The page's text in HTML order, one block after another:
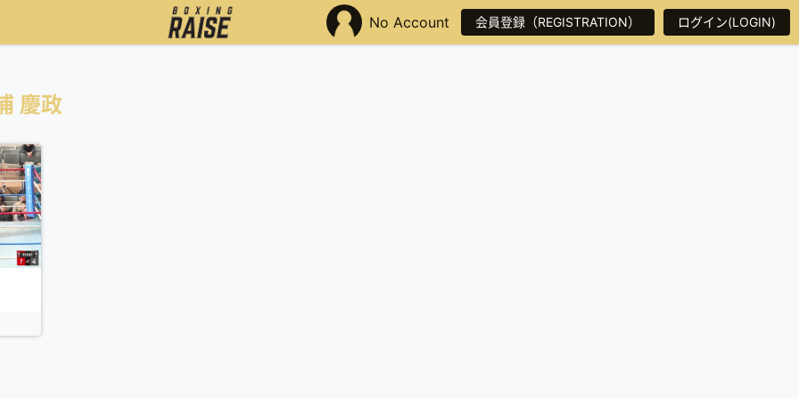
No Account 会員登録（REGISTRATION） ログイン(LOGIN)
慶政